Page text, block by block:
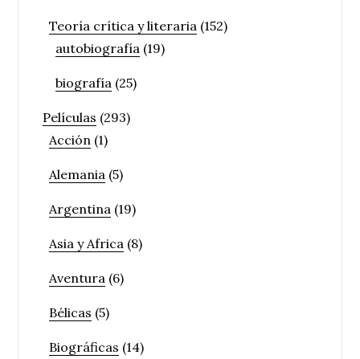
Teoría crítica y literaria (152)
autobiografía (19)
biografía (25)
Películas (293)
Acción (1)
Alemania (5)
Argentina (19)
Asia y Africa (8)
Aventura (6)
Bélicas (5)
Biográficas (14)